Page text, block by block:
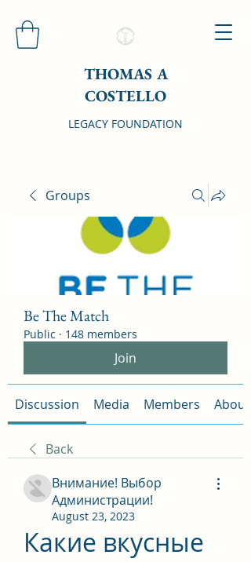
THOMAS A
COSTELLO
LEGACY FOUNDATION
Groups
Be The Match
Public · 148 members
Join
Discussion Media Members About
Back
Внимание! Выбор
Администрации!
August 23, 2023
Какие вкусные